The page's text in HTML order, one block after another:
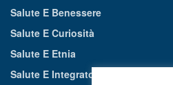
Salute E Benessere
Salute E Curiosità
Salute E Etnia
Salute E Integratori Alimentari